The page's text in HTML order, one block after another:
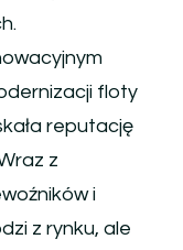
floty
reputację
z
i
z rynku, ale